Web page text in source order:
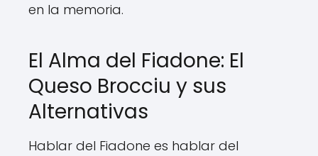
en la memoria.
El Alma del Fiadone: El
Queso Brocciu y sus
Alternativas
Hablar del Fiadone es hablar del